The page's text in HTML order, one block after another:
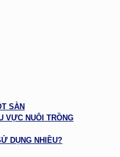
SÀN
VỰC NUÔI TRỒNG
DỤNG NHIỀU?